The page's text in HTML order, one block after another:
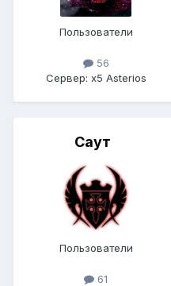
Пользователи
56
Сервер: x5 Asterios
Саут
Пользователи
61